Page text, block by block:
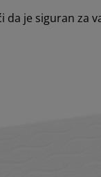
da je siguran za